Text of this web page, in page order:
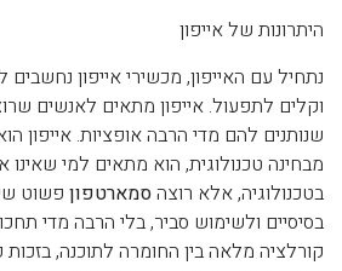
היתרונות של אייפון
נתחיל עם האייפון, מכשירי אייפון
וקלים לתפעול. אייפון מתאים לאנשים
שנותנים להם מדי הרבה אופציות. אייפון
מבחינה טכנולוגית, הוא מתאים למי
בטכנולוגיה, אלא רוצהסמארטפוןפשוט
בסיסיים ולשימוש סביר, בלי הרבה מדי
קורלציה מלאה בין החומרה לתוכנה,